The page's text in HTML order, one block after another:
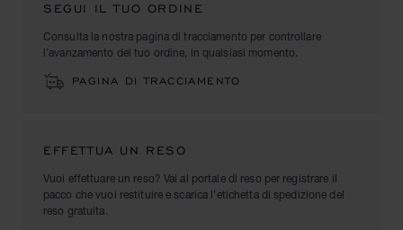
SEGUI IL TUO ORDINE
Consulta la nostra pagina di tracciamento per controllare
l’avanzamento del tuo ordine, in qualsiasi momento.
PAGINA DI TRACCIAMENTO
EFFETTUA UN RESO
Vuoi effettuare un reso? Vai al portale di reso per registrare il
pacco che vuoi restituire e scarica l’etichetta di spedizione del
reso gratuita.